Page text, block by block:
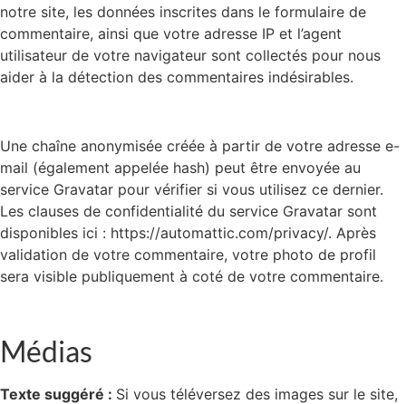
notre site, les données inscrites dans le formulaire de
commentaire, ainsi que votre adresse IP et l’agent
utilisateur de votre navigateur sont collectés pour nous
aider à la détection des commentaires indésirables.
Une chaîne anonymisée créée à partir de votre adresse e-
mail (également appelée hash) peut être envoyée au
service Gravatar pour vérifier si vous utilisez ce dernier.
Les clauses de confidentialité du service Gravatar sont
disponibles ici : https://automattic.com/privacy/. Après
validation de votre commentaire, votre photo de profil
sera visible publiquement à coté de votre commentaire.
Médias
Texte suggéré : Si vous téléversez des images sur le site,